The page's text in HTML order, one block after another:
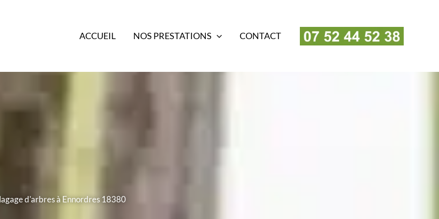
ACCUEIL NOS PRESTATIONS CONTACT
d'arbres à Ennordres 18380